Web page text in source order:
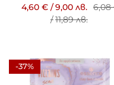
4,60 € /9,00 лв. 6,08
/11,89 лв.
-37%